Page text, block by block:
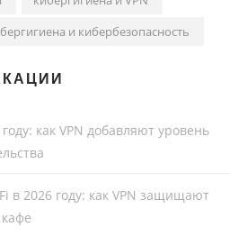
и кибербезопасность
как VPN добавляют уровень
в 2026 году: как VPN защищают